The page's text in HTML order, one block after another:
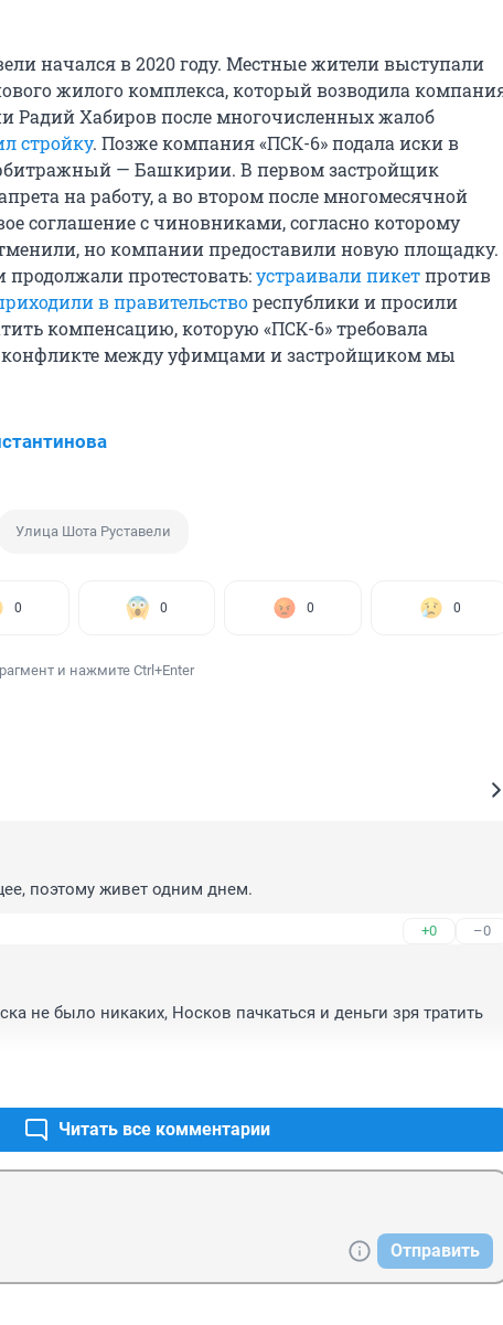
начался в 2020 году. Местные жители выступали
жилого комплекса, который возводила
Радий Хабиров после многочисленных жалоб
стройку. Позже компания «ПСК-6» подала иски в
— Башкирии. В первом застройщик
на работу, а во втором после многомесячной
соглашение с чиновниками, согласно которому
но компании предоставили новую площадку.
протестовать:устраивали пикетпротив
в правительствореспублики и просили
компенсацию, которую «ПСК-6» требовала
конфликте между уфимцами и застройщиком мы
Улица Шота Руставели
0 0 0 0
и нажмите Ctrl+Enter
поэтому живет одним днем.
+0 –0
не было никаких, Носков пачкаться и деньги зря тратить
Читать все комментарии
Отправить